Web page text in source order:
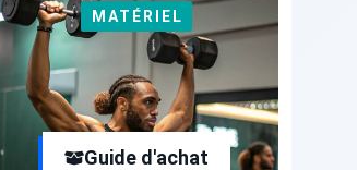
MATÉRIEL
Guide d'achat